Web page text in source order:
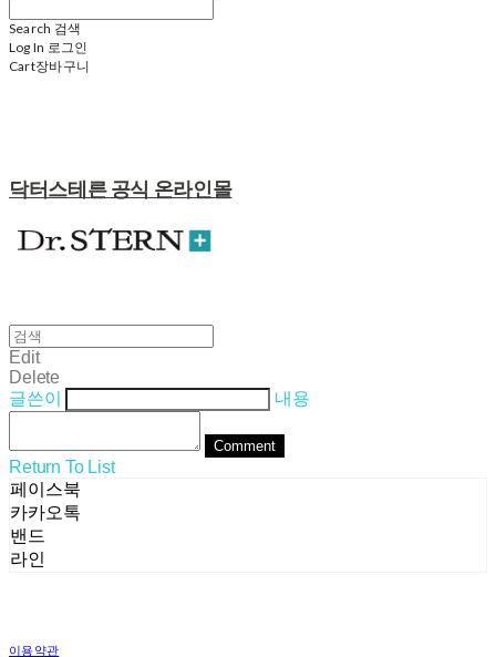
Search 검색
Log In 로그인
Cart장바구니
닥터스테른 공식 온라인몰
Edit
Delete
글쓴이
내용
Comment
Return To List
페이스북
카카오톡
밴드
라인
이용약관